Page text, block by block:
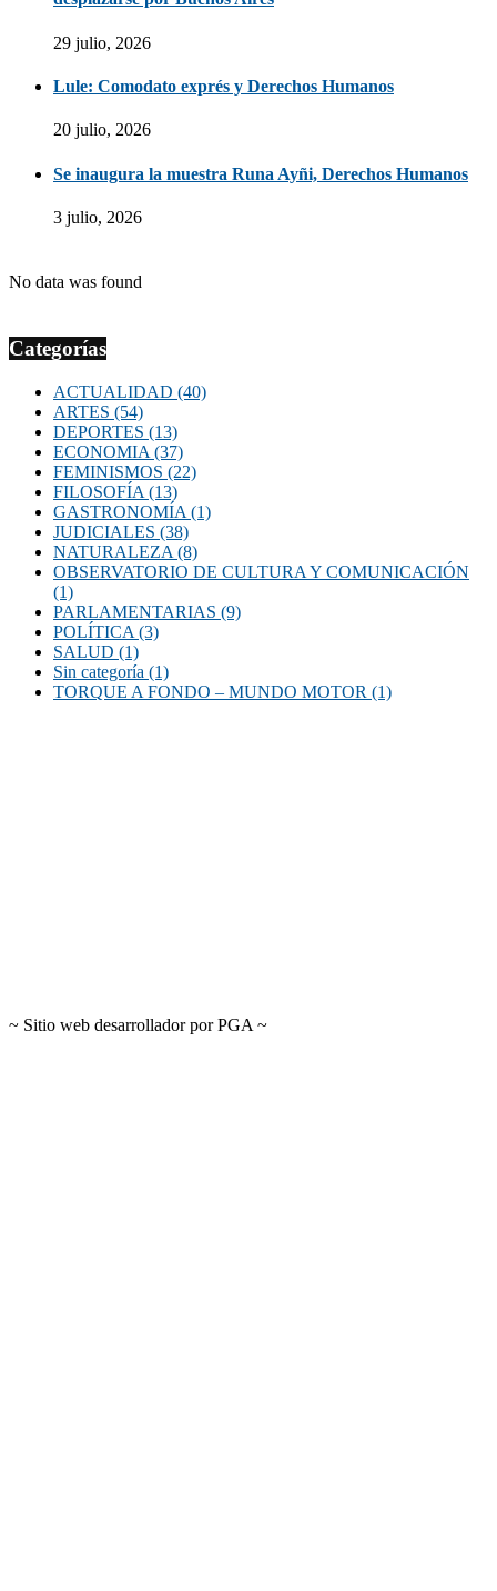
29 julio, 2026
Lule: Comodato exprés y Derechos Humanos
20 julio, 2026
Se inaugura la muestra Runa Ayñi, Derechos Humanos
3 julio, 2026
No data was found
Categorías
ACTUALIDAD (40)
ARTES (54)
DEPORTES (13)
ECONOMIA (37)
FEMINISMOS (22)
FILOSOFÍA (13)
GASTRONOMÍA (1)
JUDICIALES (38)
NATURALEZA (8)
OBSERVATORIO DE CULTURA Y COMUNICACIÓN
(1)
PARLAMENTARIAS (9)
POLÍTICA (3)
SALUD (1)
Sin categoría (1)
TORQUE A FONDO – MUNDO MOTOR (1)
~ Sitio web desarrollador por PGA ~